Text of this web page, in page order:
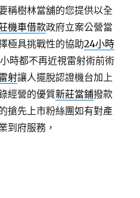
稱樹林當舖的您提供以全
機車借款政府立案公營當
極具挑戰性的協助24小時
時都不再近視雷射術前術
射讓人擺脫認證機台加上
經營的優質新莊當鋪撥款
搶先上市粉絲團如有對產
到府服務，